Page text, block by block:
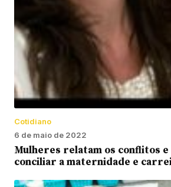
Cotidiano
6 de maio de 2022
Mulheres relatam os conflitos e
conciliar a maternidade e